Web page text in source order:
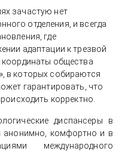
зачастую нет
отделения, и всегда
где
адаптации к трезвой
координаты общества
в которых собираются
гарантировать, что
корректно.
диспансеры в
анонимно, комфортно и в
международного